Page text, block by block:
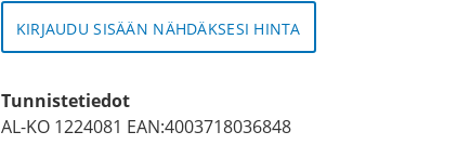
KIRJAUDU SISÄÄN NÄHDÄKSESI HINTA
Tunnistetiedot
AL-KO 1224081 EAN:4003718036848